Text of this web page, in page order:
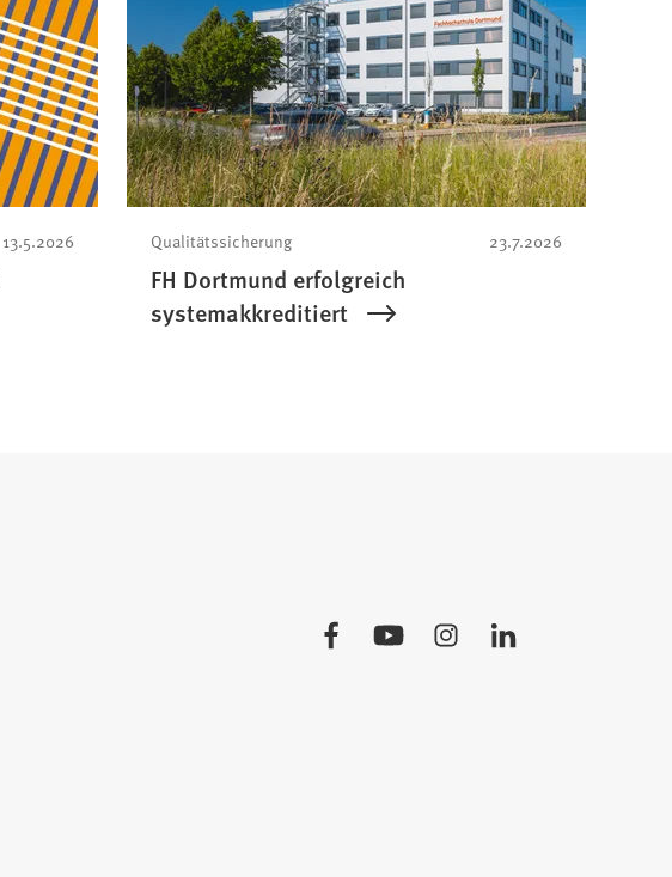
13.5.2026 23.7.2026
Qualitätssicherung
FH Dortmund erfolgreich
systemakkreditiert